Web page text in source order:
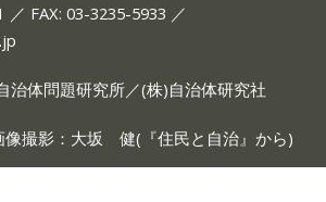
／ FAX: 03-3235-5933 ／
治体問題研究所／(株)自治体研究社
像撮影：大坂 健(『住民と自治』から)